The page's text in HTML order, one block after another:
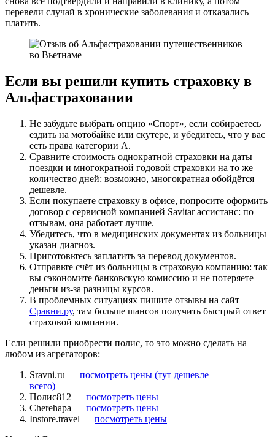
перевели случай в хронические заболевания и отказались
платить.
Если вы решили купить страховку в
Альфастраховании
Не забудьте выбрать опцию «Спорт», если собираетесь
ездить на мотобайке или скутере, и убедитесь, что у вас
есть права категории А.
Сравните стоимость однократной страховки на даты
поездки и многократной годовой страховки на то же
количество дней: возможно, многократная обойдётся
дешевле.
Если покупаете страховку в офисе, попросите оформить
договор с сервисной компанией Savitar ассистанс: по
отзывам, она работает лучше.
Убедитесь, что в медицинских документах из больницы
указан диагноз.
Приготовьтесь заплатить за перевод документов.
Отправьте счёт из больницы в страховую компанию: так
вы сэкономите банковскую комиссию и не потеряете
деньги из-за разницы курсов.
В проблемных ситуациях пишите отзывы на сайт
Сравни.ру, там больше шансов получить быстрый ответ
страховой компании.
Если решили приобрести полис, то это можно сделать на
любом из агрегаторов:
Sravni.ru — посмотреть цены (тут дешевле
всего)
Полис812 — посмотреть цены
Cherehapa — посмотреть цены
Instore.travel — посмотреть цены